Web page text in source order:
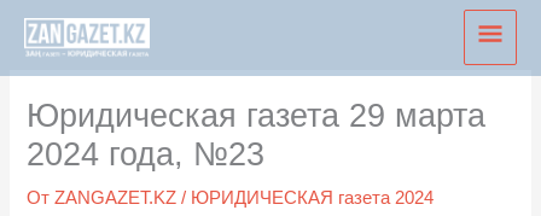
Перейти
содержимому
Юридическая газета 29 марта
2024 года, №23
ОтZANGAZET.KZ/ ЮРИДИЧЕСКАЯ газета 2024